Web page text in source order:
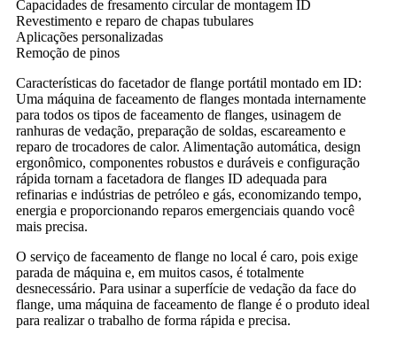
Capacidades de fresamento circular de montagem ID
Revestimento e reparo de chapas tubulares
Aplicações personalizadas
Remoção de pinos
Características do facetador de flange portátil montado em ID:
Uma máquina de faceamento de flanges montada internamente
para todos os tipos de faceamento de flanges, usinagem de
ranhuras de vedação, preparação de soldas, escareamento e
reparo de trocadores de calor. Alimentação automática, design
ergonômico, componentes robustos e duráveis ​​e configuração
rápida tornam a facetadora de flanges ID adequada para
refinarias e indústrias de petróleo e gás, economizando tempo,
energia e proporcionando reparos emergenciais quando você
mais precisa.
O serviço de faceamento de flange no local é caro, pois exige
parada de máquina e, em muitos casos, é totalmente
desnecessário. Para usinar a superfície de vedação da face do
flange, uma máquina de faceamento de flange é o produto ideal
para realizar o trabalho de forma rápida e precisa.